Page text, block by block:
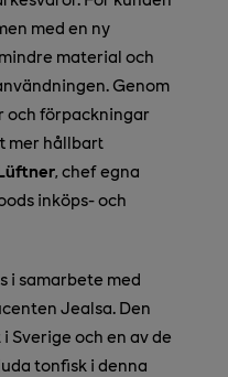
med en ny
material och
Genom
och förpackningar
mer hållbart
, chef egna
inköps- och
i samarbete med
Jealsa. Den
Sverige och en av de
tonfisk i denna